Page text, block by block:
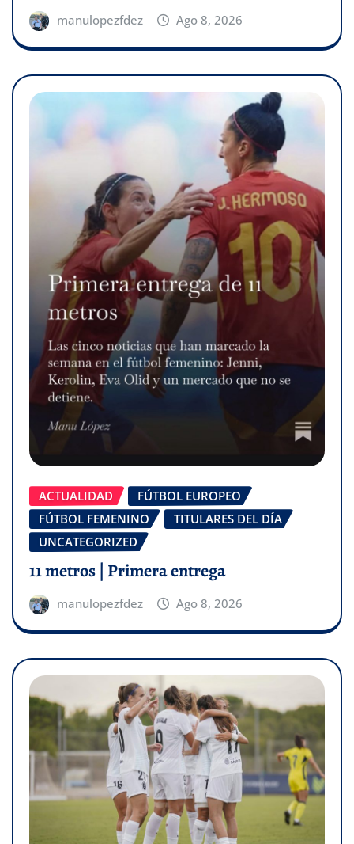
manulopezfdez Ago 8, 2026
ACTUALIDAD
FÚTBOL EUROPEO
FÚTBOL FEMENINO
TITULARES DEL DÍA
UNCATEGORIZED
11 metros | Primera entrega
manulopezfdez Ago 8, 2026